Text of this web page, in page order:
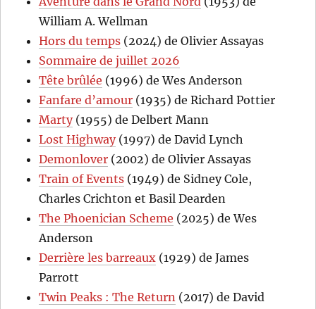
William A. Wellman
Hors du temps (2024) de Olivier Assayas
Sommaire de juillet 2026
Tête brûlée (1996) de Wes Anderson
Fanfare d’amour (1935) de Richard Pottier
Marty(1955) de Delbert Mann
Lost Highway(1997) de David Lynch
Demonlover (2002) de Olivier Assayas
Train of Events (1949) de Sidney Cole,
Charles Crichton et Basil Dearden
The Phoenician Scheme (2025) de Wes
Anderson
Derrière les barreaux (1929) de James
Parrott
Twin Peaks : The Return (2017) de David